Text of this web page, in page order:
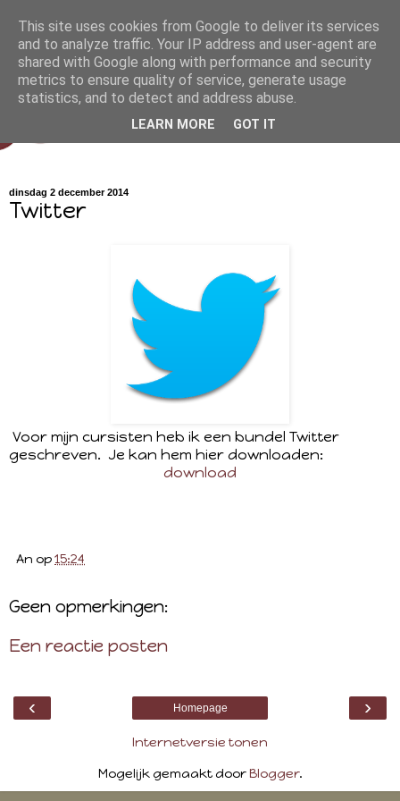
dinsdag 2 december 2014
Twitter
Voor mijn cursisten heb ik een bundel Twitter
geschreven. Je kan hem hier downloaden:
download
An op15:24
Geen opmerkingen:
Een reactie posten
‹ ›
Homepage
Internetversie tonen
Mogelijk gemaakt doorBlogger.
This site uses cookies from Google to deliver its services
and to analyze traffic. Your IP address and user-agent are
shared with Google along with performance and security
metrics to ensure quality of service, generate usage
statistics, and to detect and address abuse.
LEARN MORE GOT IT